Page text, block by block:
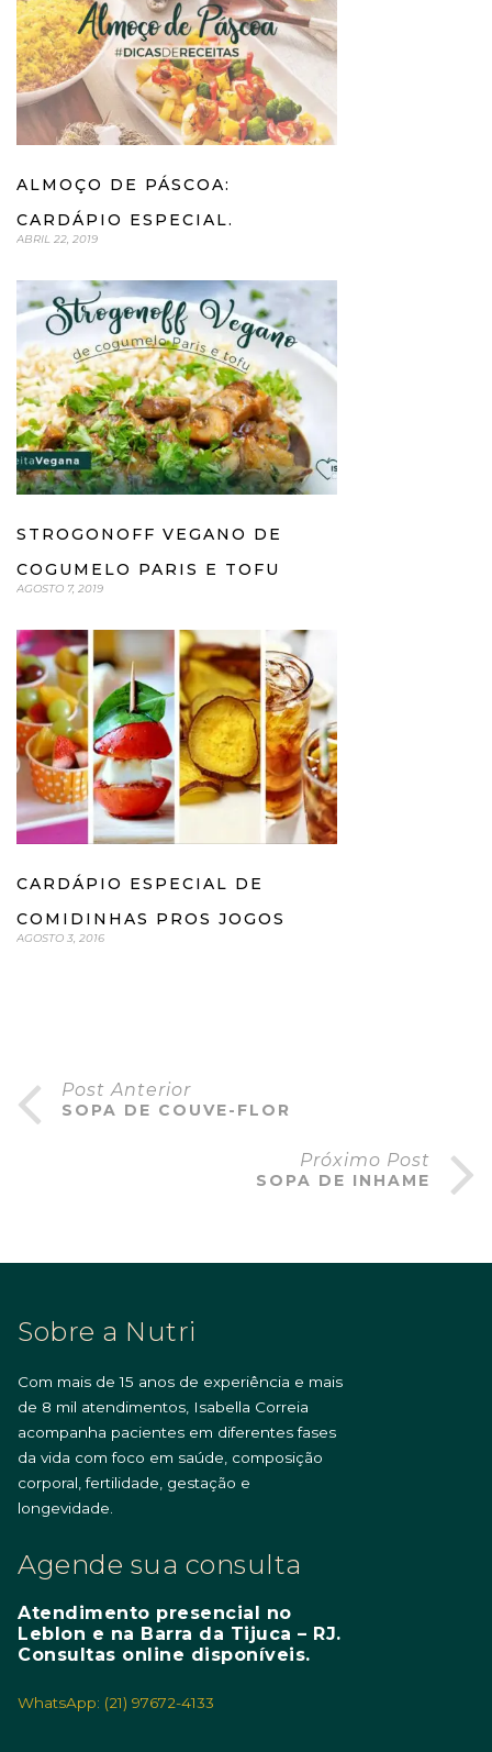
ALMOÇO DE PÁSCOA:
CARDÁPIO ESPECIAL.
ABRIL 22, 2019
STROGONOFF VEGANO DE
COGUMELO PARIS E TOFU
AGOSTO 7, 2019
CARDÁPIO ESPECIAL DE
COMIDINHAS PROS JOGOS
AGOSTO 3, 2016
Post Anterior
SOPA DE COUVE-FLOR
Próximo Post
SOPA DE INHAME
Sobre a Nutri
Com mais de 15 anos de experiência e mais
de 8 mil atendimentos, Isabella Correia
acompanha pacientes em diferentes fases
da vida com foco em saúde, composição
corporal, fertilidade, gestação e
longevidade.
Agende sua consulta
Atendimento presencial no
Leblon e na Barra da Tijuca – RJ.
Consultas online disponíveis.
WhatsApp: (21) 97672-4133